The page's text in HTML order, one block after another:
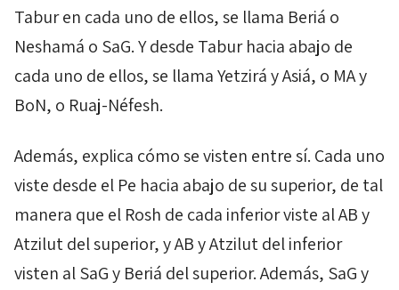
Taburen cada uno de ellos, se llama Beriá o
Neshamá o SaG. Y desde Taburhacia abajo de
cada uno de ellos, se llamaYetziráyAsiá, o MAy
BoN, o Ruaj-Néfesh.
Además, explica cómo se visten entre sí. Cada uno
viste desde el Pe hacia abajo de su superior, de tal
manera que el Rosh de cada inferior viste alABy
Atzilutdel superior, yAByAtzilutdel inferior
visten alSaGy Beriá del superior. Además, SaGy